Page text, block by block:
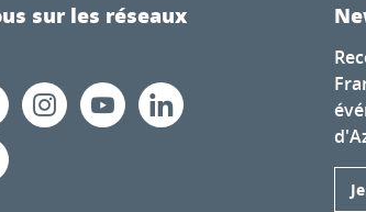
sur les réseaux